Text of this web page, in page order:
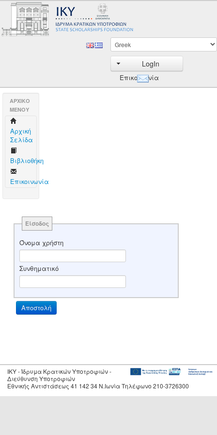
LogIn
Επικοινωνία
AΡΧΙΚΟ
ΜΕΝΟΥ
Aρχική
Σελίδα
Βιβλιοθήκη
Επικοινωνία
Είσοδος
Όνομα χρήστη
Συνθηματικό
IKY - Ίδρυμα Κρατικών Υποτροφιών -
Διεύθυνση Υποτροφιών
Εθνικής Αντιστάσεως 41 142 34 Ν.Ιωνία Τηλέφωνο 210-3726300